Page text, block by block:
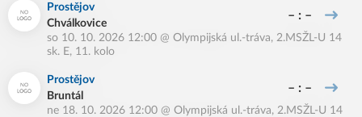
Prostějov
Chválkovice
– : –
so 10. 10. 2026 12:00 @ Olympijská ul.-tráva, 2.MSŽL-U 14
sk. E, 11. kolo
Prostějov
Bruntál
– : –
ne 18. 10. 2026 12:00 @ Olympijská ul.-tráva, 2.MSŽL-U 14